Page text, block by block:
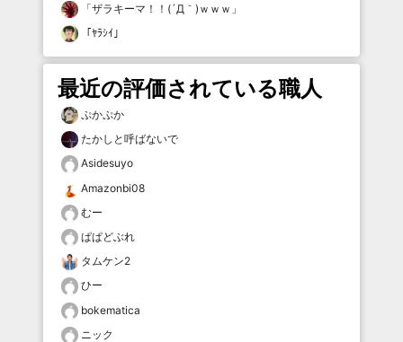
「ザラキーマ！！(´Д｀)ｗｗｗ 」
「ﾔﾗｼｲ 」
最近の評価されている職人
ぷかぷか
たかしと呼ばないで
Asidesuyo
Amazonbi08
むー
ぱぱどぶれ
タムケン2
ひー
bokematica
ニック